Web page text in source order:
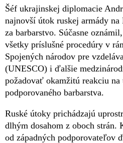
Šéf ukrajinskej diplomacie
najnovší útok ruskej armády
za barbarstvo. Súčasne
všetky príslušné procedúry v
Spojených národov pre
(UNESCO) i ďalšie
požadovať okamžitú reakciu na
podporovaného barbarstva.
Ruské útoky prichádzajú
dlhým dosahom z oboch strán.
od západných podporovateľov